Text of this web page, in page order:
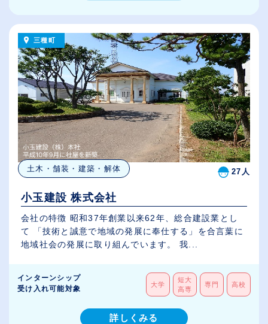
三種町
土木・舗装・建築・解体 27人
小玉建設 株式会社
会社の特徴 昭和37年創業以来62年、総合建設業とし
て 「技術と誠意で地域の発展に奉仕する」を合言葉に
地域社会の発展に取り組んでいます。 我...
インターンシップ
受け入れ可能対象
大学
短大
高専
専門 高校
詳しくみる